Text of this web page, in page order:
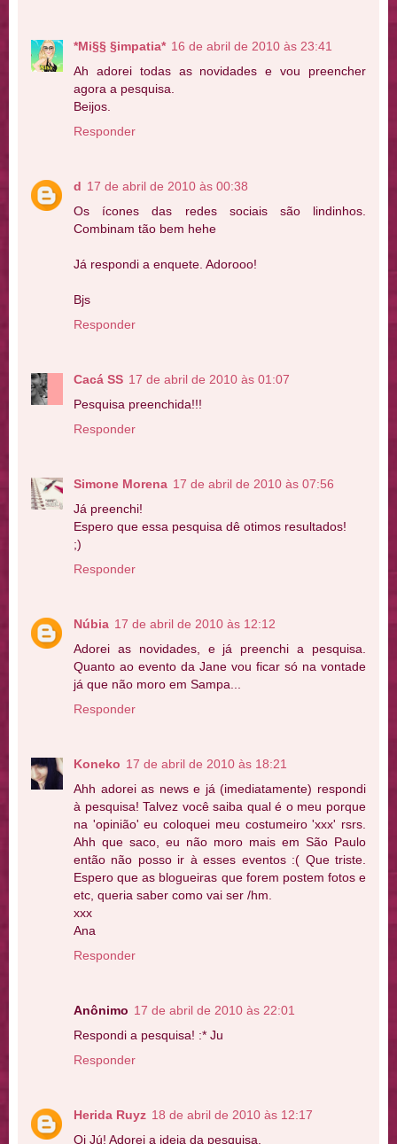
*Mi§§ §impatia* 16 de abril de 2010 às 23:41
Ah adorei todas as novidades e vou preencher
agora a pesquisa.
Beijos.
Responder
d 17 de abril de 2010 às 00:38
Os ícones das redes sociais são lindinhos.
Combinam tão bem hehe
Já respondi a enquete. Adorooo!
Bjs
Responder
Cacá SS 17 de abril de 2010 às 01:07
Pesquisa preenchida!!!
Responder
Simone Morena 17 de abril de 2010 às 07:56
Já preenchi!
Espero que essa pesquisa dê otimos resultados!
;)
Responder
Núbia 17 de abril de 2010 às 12:12
Adorei as novidades, e já preenchi a pesquisa.
Quanto ao evento da Jane vou ficar só na vontade
já que não moro em Sampa...
Responder
Koneko 17 de abril de 2010 às 18:21
Ahh adorei as news e já (imediatamente) respondi
à pesquisa! Talvez você saiba qual é o meu porque
na 'opinião' eu coloquei meu costumeiro 'xxx' rsrs.
Ahh que saco, eu não moro mais em São Paulo
então não posso ir à esses eventos :( Que triste.
Espero que as blogueiras que forem postem fotos e
etc, queria saber como vai ser /hm.
xxx
Ana
Responder
Anônimo 17 de abril de 2010 às 22:01
Respondi a pesquisa! :* Ju
Responder
Herida Ruyz 18 de abril de 2010 às 12:17
Oi Jú! Adorei a ideia da pesquisa.